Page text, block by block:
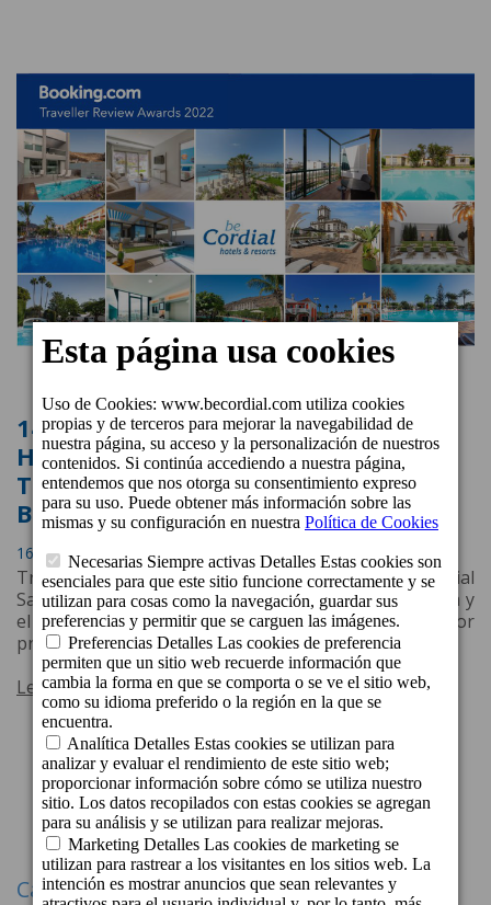
14 establecimientos de beCordial
Hotels & Resorts, premiados con el
Traveller Review Award 2022 de
Booking.com
16 de Agosto de 2022 a las 13:12
Tres de sus nuevos establecimientos, el Resort Cordial
Santa Águeda, el Boutique Hotel Cordial La Peregrina y
el Boutique Hoteles Cordial Malteses reciben por
primera vez este galardón.
Leer más
1 2 Siguiente
Categorías